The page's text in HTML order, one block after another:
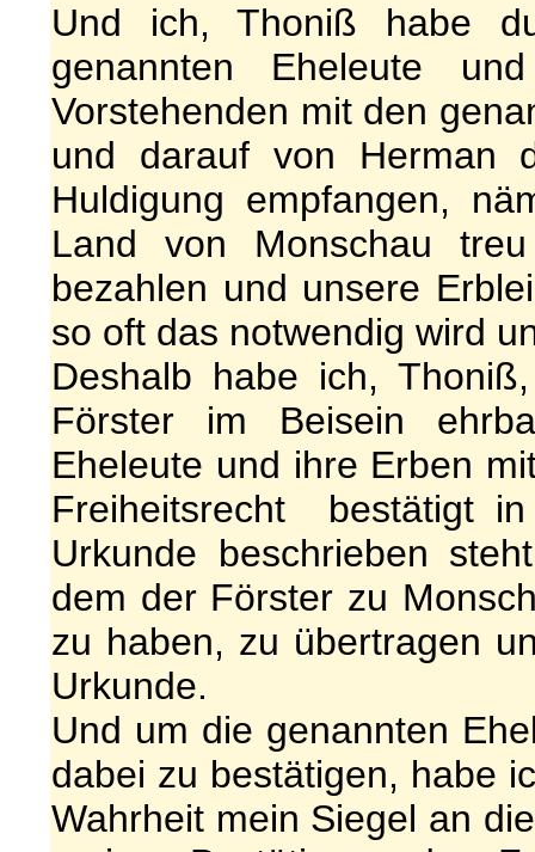
Und ich, Thoniß habe
genannten Eheleute
Vorstehenden mit den
und darauf von Herman
Huldigung empfangen,
Land von Monschau
bezahlen und unsere
so oft das notwendig wird
Deshalb habe ich,
Förster im Beisein
Eheleute und ihre Erben
Freiheitsrecht bestätigt
Urkunde beschrieben
dem der Förster zu
zu haben, zu übertragen
Urkunde.
Und um die genannten
dabei zu bestätigen, habe
Wahrheit mein Siegel an